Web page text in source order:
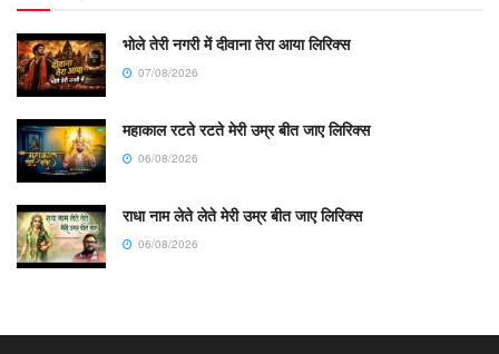
भोले तेरी नगरी में दीवाना तेरा आया लिरिक्स
07/08/2026
महाकाल रटते रटते मेरी उम्र बीत जाए लिरिक्स
06/08/2026
राधा नाम लेते लेते मेरी उम्र बीत जाए लिरिक्स
06/08/2026